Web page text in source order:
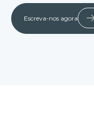
Escreva-nos agora